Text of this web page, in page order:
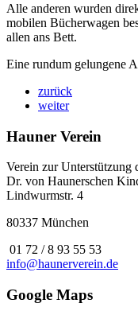
Alle anderen wurden
mobilen Bücherwagen
allen ans Bett.
Eine rundum gelungene
zurück
weiter
Hauner Verein
Verein zur Unterstützung
Dr. von Haunerschen
Lindwurmstr. 4
80337 München
01 72 / 8 93 55 53
info@haunerverein.de
Google Maps